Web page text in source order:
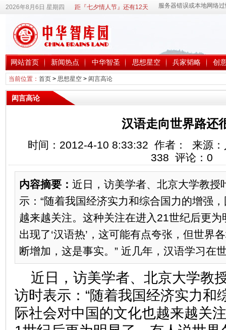
2026年8月6日 星期四 距『七夕情人节』还有12天
网站首页 新闻热点 中华智圣 思想星空 兵家韬略 创
当前位置： 首页> 思想星空> 闳言高论
闳言高论
汉语走向世界路还
时间：2012-4-10 8:33:32 作者： 来源
338 评论： 0
内容摘要： 近日，访美学者、北京大学教授
示：“随着我国经济实力和综合国力的增强
越来越关注。这种关注在进入21世纪后更
出现了‘汉语热’，这可能有点夸张，但世界
断增加，这是事实。” 近几年，汉语学习在
近日，访美学者、北京大学教
访时表示：“随着我国经济实力和
际社会对中国的文化也越来越关